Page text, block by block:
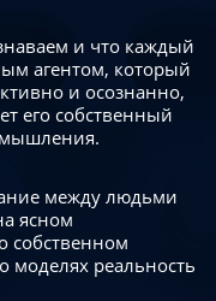
и что каждый
агентом, который
и осознанно,
его собственный
между людьми
ясном
собственном
моделях реальность